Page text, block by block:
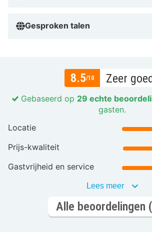
Gesproken talen
8.5/10 Zeer goed
Gebaseerd op 29 echte
gasten.
Locatie
Prijs-kwaliteit
Gastvrijheid en service
Lees meer
Alle beoordelingen